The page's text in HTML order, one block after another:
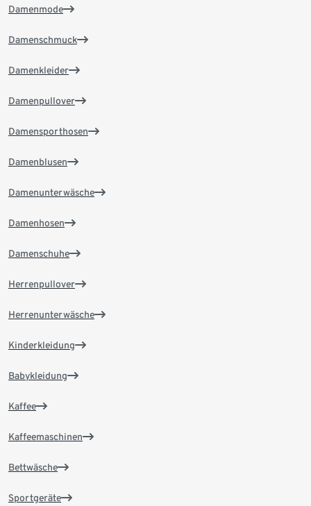
Damenmode
Damenschmuck
Damenkleider
Damenpullover
Damensporthosen
Damenblusen
Damenunterwäsche
Damenhosen
Damenschuhe
Herrenpullover
Herrenunterwäsche
Kinderkleidung
Babykleidung
Kaffee
Kaffeemaschinen
Bettwäsche
Sportgeräte